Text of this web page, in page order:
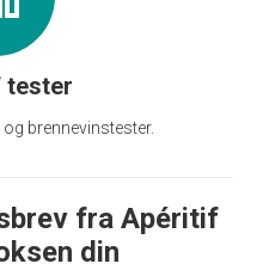
tester
og brennevinstester.
fra Apéritif
din